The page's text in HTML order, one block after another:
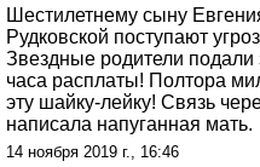
Шестилетнему сыну
Рудковской поступают
Звездные родители
часа расплаты! Полтора
эту шайку-лейку! Связь
написала напуганная мать.
14 ноября 2019 г., 16:46